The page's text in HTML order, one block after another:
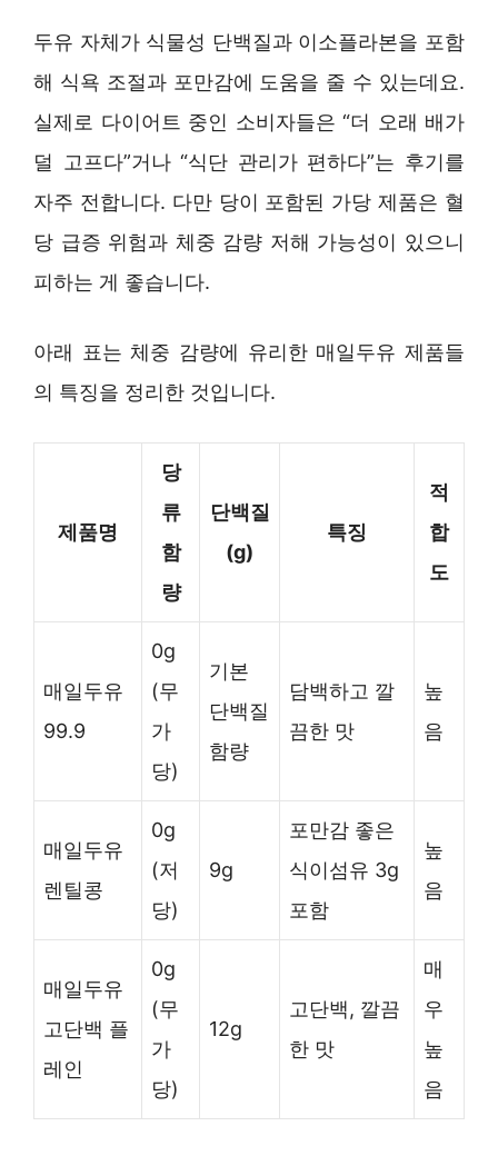
두유 자체가 식물성 단백질과 이소플라본을 포함
해 식욕 조절과 포만감에 도움을 줄 수 있는데요.
실제로 다이어트 중인 소비자들은 “더 오래 배가
덜 고프다”거나 “식단 관리가 편하다”는 후기를
자주 전합니다. 다만 당이 포함된 가당 제품은 혈
당 급증 위험과 체중 감량 저해 가능성이 있으니
피하는 게 좋습니다.
아래 표는 체중 감량에 유리한 매일두유 제품들
의 특징을 정리한 것입니다.
제품명
당
류
함
량
단백질
(g)
특징
적
합
도
매일두유
99.9
0g
(무
가
당)
기본
단백질
함량
담백하고 깔
끔한 맛
높
음
매일두유
렌틸콩
0g
(저
당)
9g
포만감 좋은
식이섬유 3g
포함
높
음
매일두유
고단백 플
레인
0g
(무
가
당)
12g
고단백, 깔끔
한 맛
매
우
높
음